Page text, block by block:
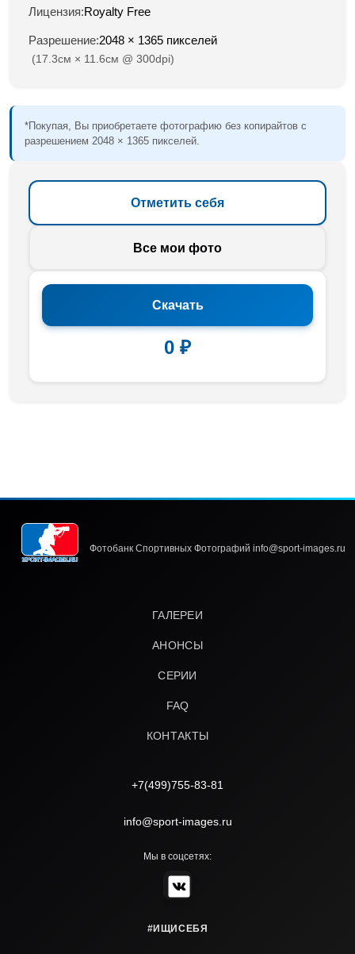
Лицензия:Royalty Free
Разрешение:2048 × 1365 пикселей
(17.3см × 11.6см @ 300dpi)
*Покупая, Вы приобретаете фотографию без копирайтов с
разрешением 2048 × 1365 пикселей.
Отметить себя
Все мои фото
Скачать
0 ₽
Фотобанк Спортивных Фотографий info@sport-images.ru
ГАЛЕРЕИ
АНОНСЫ
СЕРИИ
FAQ
КОНТАКТЫ
+7(499)755-83-81
info@sport-images.ru
Мы в соцсетях:
#ИЩИСЕБЯ